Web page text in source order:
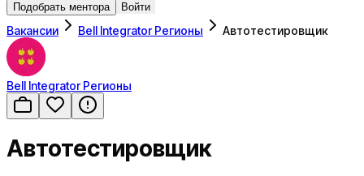
Подобрать ментора Войти
Вакансии Bell Integrator Регионы Автотестировщик
Bell Integrator Регионы
Автотестировщик